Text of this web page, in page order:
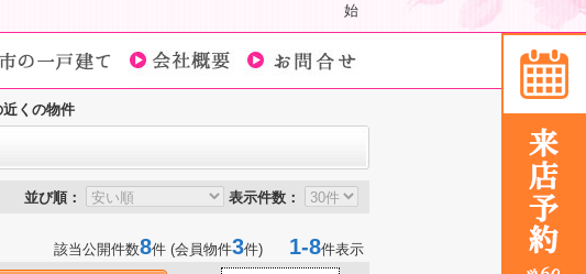
始
くの物件
並び順： 表示件数：
該当公開件数8件 (会員物件3件) 1-8件表示